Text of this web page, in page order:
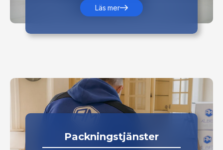
Läs mer
Packningstjänster